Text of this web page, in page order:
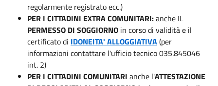
regolarmente registrato ecc.)
PER I CITTADINI EXTRA COMUNITARI:anche IL
PERMESSO DI SOGGIORNO in corso di validità e il
certificato di IDONEITA' ALLOGGIATIVA(per
informazioni contattare l'ufficio tecnico 035.845046
int. 2)
PER I CITTADINI COMUNITARI anche l'ATTESTAZIONE